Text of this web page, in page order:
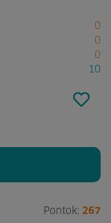
0
0
0
10
Pontok: 267